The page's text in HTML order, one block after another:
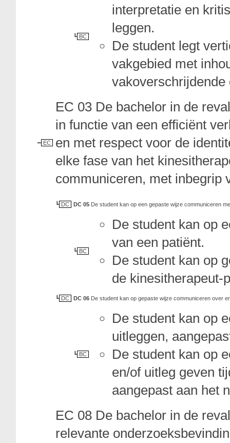
BC
interpretatie en
leggen.
De student legt
vakgebied met
vakoverschrijdende
EC
EC 03 De bachelor in de
in functie van een efficiënt
en met respect voor de
elke fase van het
communiceren, met inbegrip
DC DC 05 De student kan op een gepaste wijze communiceren
BC
De student kan op
van een patiënt.
De student kan op
de kinesitherapeut-
DC DC 06 De student kan op gepaste wijze communiceren over
BC
De student kan op
uitleggen,
De student kan op
en/of uitleg geven
aangepast aan het
EC 08 De bachelor in de
relevante